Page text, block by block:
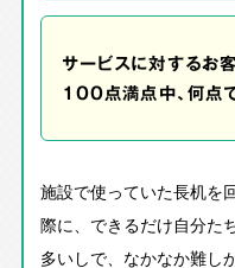
サービスに対するお
100点満点中、何点で
施設で使っていた長机を
際に、できるだけ自分た
多いしで、なかなか難し